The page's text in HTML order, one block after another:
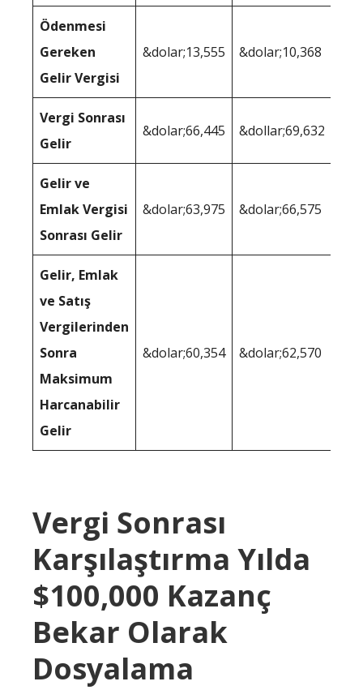
Ödenmesi
Gereken
Gelir Vergisi
&dolar;13,555 &dolar;10,368
Vergi Sonrası
Gelir
&dolar;66,445 &dollar;69,632
Gelir ve
Emlak Vergisi
Sonrası Gelir
&dolar;63,975 &dolar;66,575
Gelir, Emlak
ve Satış
Vergilerinden
Sonra
Maksimum
Harcanabilir
Gelir
&dolar;60,354 &dolar;62,570
Vergi Sonrası
Karşılaştırma Yılda
$100,000 Kazanç
Bekar Olarak
Dosyalama